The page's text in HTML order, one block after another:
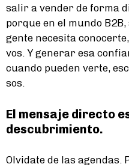
salir a vender de forma
porque en el mundo
gente necesita
vos. Y generar esa
cuando pueden verte,
sos.
El mensaje directo
descubrimiento.
Olvidate de las agendas.